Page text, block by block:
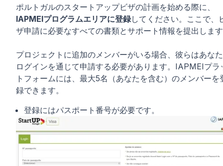
ポルトガルのスタートアップビザの計画を始める際に、
IAPMEIプログラムエリアに登録してください。ここで、
ザ申請に必要なすべての書類とサポート情報を提出しま
プロジェクトに追加のメンバーがいる場合、彼らはあな
ログインを通じて申請する必要があります。IAPMEIプラ
トフォームには、最大5名（あなたを含む）のメンバーを
録できます。
登録にはパスポート番号が必要です。